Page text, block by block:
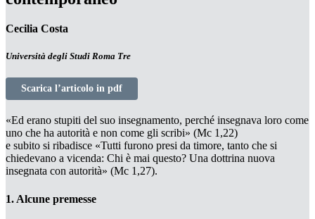
Cecilia Costa
Università degli Studi Roma Tre
Scarica l’articolo in pdf
«Ed erano stupiti del suo insegnamento, perché insegnava loro come
uno che ha autorità e non come gli scribi» (Mc 1,22)
e subito si ribadisce «Tutti furono presi da timore, tanto che si
chiedevano a vicenda: Chi è mai questo? Una dottrina nuova
insegnata con autorità» (Mc 1,27).
1. Alcune premesse